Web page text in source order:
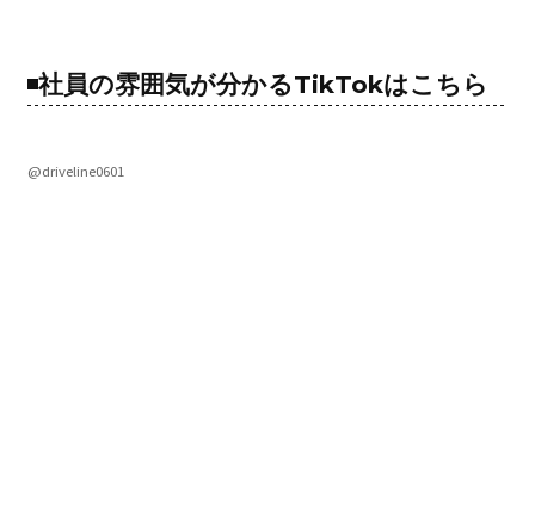
社員の雰囲気が分かるTikTokはこちら
@driveline0601